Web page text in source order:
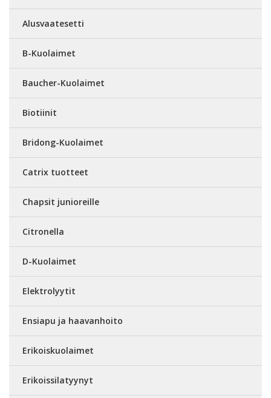
Alusvaatesetti
B-Kuolaimet
Baucher-Kuolaimet
Biotiinit
Bridong-Kuolaimet
Catrix tuotteet
Chapsit junioreille
Citronella
D-Kuolaimet
Elektrolyytit
Ensiapu ja haavanhoito
Erikoiskuolaimet
Erikoissilatyynyt